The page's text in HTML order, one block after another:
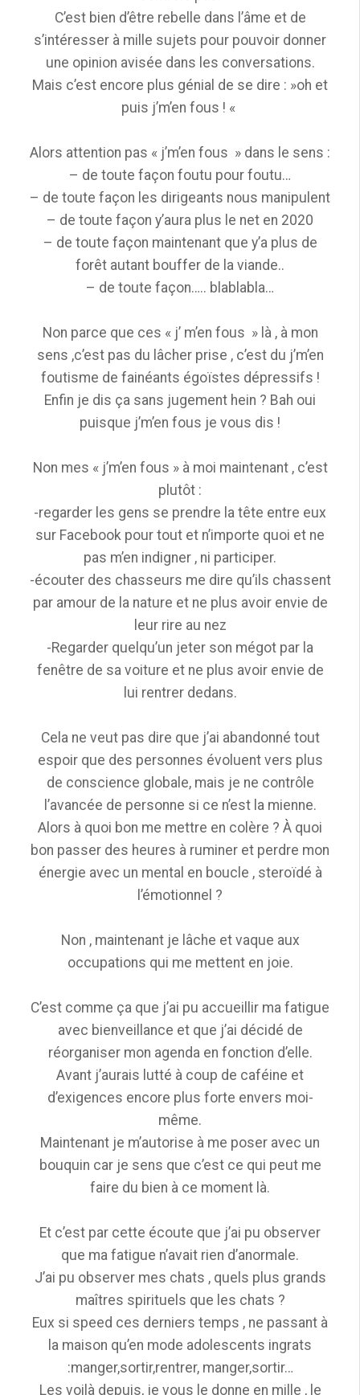
C’est bien d’être rebelle dans l’âme et de
s’intéresser à mille sujets pour pouvoir donner
une opinion avisée dans les conversations.
Mais c’est encore plus génial de se dire : »oh et
puis j’m’en fous ! «
Alors attention pas « j’m’en fous » dans le sens :
– de toute façon foutu pour foutu…
– de toute façon les dirigeants nous manipulent
– de toute façon y’aura plus le net en 2020
– de toute façon maintenant que y’a plus de
forêt autant bouffer de la viande..
– de toute façon….. blablabla…
Non parce que ces « j’ m’en fous » là , à mon
sens ,c’est pas du lâcher prise , c’est du j’m’en
foutisme de fainéants égoïstes dépressifs !
Enfin je dis ça sans jugement hein ? Bah oui
puisque j’m’en fous je vous dis !
Non mes « j’m’en fous » à moi maintenant , c’est
plutôt :
-regarder les gens se prendre la tête entre eux
sur Facebook pour tout et n’importe quoi et ne
pas m’en indigner , ni participer.
-écouter des chasseurs me dire qu’ils chassent
par amour de la nature et ne plus avoir envie de
leur rire au nez
-Regarder quelqu’un jeter son mégot par la
fenêtre de sa voiture et ne plus avoir envie de
lui rentrer dedans.
Cela ne veut pas dire que j’ai abandonné tout
espoir que des personnes évoluent vers plus
de conscience globale, mais je ne contrôle
l’avancée de personne si ce n’est la mienne.
Alors à quoi bon me mettre en colère ? À quoi
bon passer des heures à ruminer et perdre mon
énergie avec un mental en boucle , steroïdé à
l’émotionnel ?
Non , maintenant je lâche et vaque aux
occupations qui me mettent en joie.
C’est comme ça que j’ai pu accueillir ma fatigue
avec bienveillance et que j’ai décidé de
réorganiser mon agenda en fonction d’elle.
Avant j’aurais lutté à coup de caféine et
d’exigences encore plus forte envers moi-
même.
Maintenant je m’autorise à me poser avec un
bouquin car je sens que c’est ce qui peut me
faire du bien à ce moment là.
Et c’est par cette écoute que j’ai pu observer
que ma fatigue n’avait rien d’anormale.
J’ai pu observer mes chats , quels plus grands
maîtres spirituels que les chats ?
Eux si speed ces derniers temps , ne passant à
la maison qu’en mode adolescents ingrats
:manger,sortir,rentrer, manger,sortir…
Les voilà depuis, je vous le donne en mille , le